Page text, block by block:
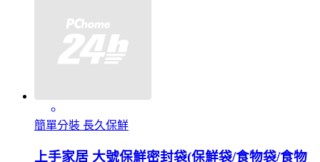
簡單分裝 長久保鮮
上手家居 大號保鮮密封袋(保鮮袋/食物袋/食物